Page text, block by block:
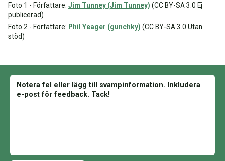
Foto 1 - Författare: Jim Tunney (Jim Tunney) (CC BY-SA 3.0 Ej
publicerad)
Foto 2 - Författare: Phil Yeager (gunchky) (CC BY-SA 3.0 Utan
stöd)